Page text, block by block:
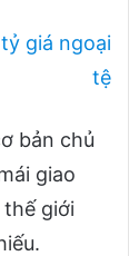
giá ngoại
tệ
bản chủ
giao
giới